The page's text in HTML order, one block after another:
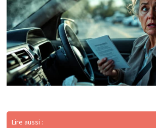
Lire aussi :